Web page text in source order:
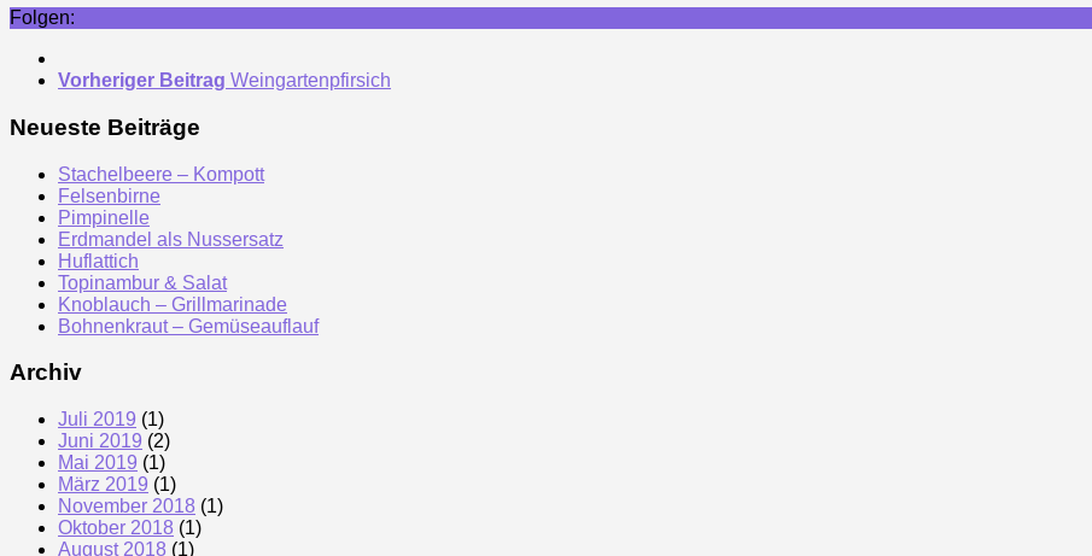
Folgen:
Vorheriger Beitrag Weingartenpfirsich
Neueste Beiträge
Stachelbeere – Kompott
Felsenbirne
Pimpinelle
Erdmandel als Nussersatz
Huflattich
Topinambur & Salat
Knoblauch – Grillmarinade
Bohnenkraut – Gemüseauflauf
Archiv
Juli 2019 (1)
Juni 2019 (2)
Mai 2019 (1)
März 2019 (1)
November 2018 (1)
Oktober 2018 (1)
August 2018 (1)